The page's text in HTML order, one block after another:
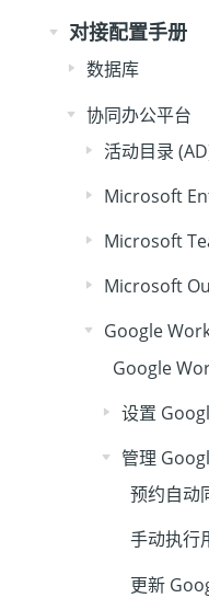
对接配置手册
数据库
协同办公平台
活动目录
Microsoft
Microsoft
Microsoft
Google
Google
设置
管理
预约自动
手动执行
更新